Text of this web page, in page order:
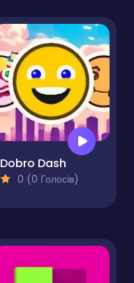
Dobro Dash
0 (0 Голосів)